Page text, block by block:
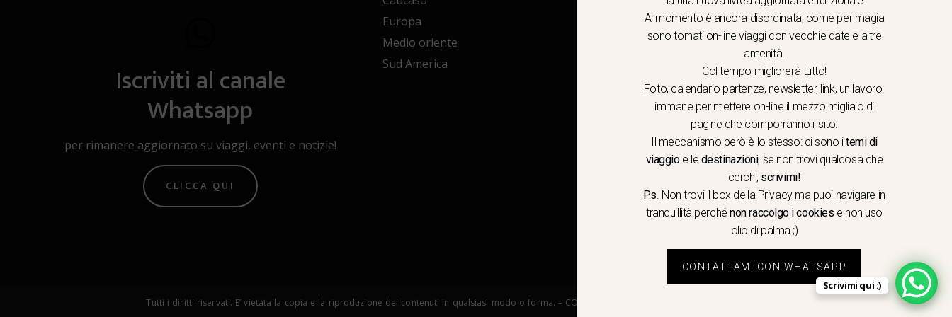
Iscriviti al canale
Whatsapp
per rimanere aggiornato su viaggi, eventi e notizie!
CLICCA QUI
Europa
Medio oriente
Sud America
Enologia & gastronomia
Crociere in caicco
Viaggi dello Spirito
Archeologia e Arte
Viaggi dei quattro sensi
Trekking a Piedi
Viaggi di nozze
Mongolfiere
Tutti i diritti riservati. E’ vietata la copia e la riproduzione dei contenuti in qualsiasi modo o forma. – COPYRIGHT ©LA COMPAGNIA DEL RELAX – Made in Springfield srl
Scrivimi qui :)
Al momento è ancora disordinata, come per magia
sono tornati on-line viaggi con vecchie date e altre
amenità.
Col tempo migliorerà tutto!
Foto, calendario partenze, newsletter, link, un lavoro
immane per mettere on-line il mezzo migliaio di
pagine che comporranno il sito.
Il meccanismo però è lo stesso: ci sono itemi di
viaggioe le destinazioni, se non trovi qualcosa che
cerchi, scrivimi!
P.s. Non trovi il box della Privacy ma puoi navigare in
tranquillitàperchénon raccolgo i cookies e non uso
olio di palma ;)
CONTATTAMI CON WHATSAPP